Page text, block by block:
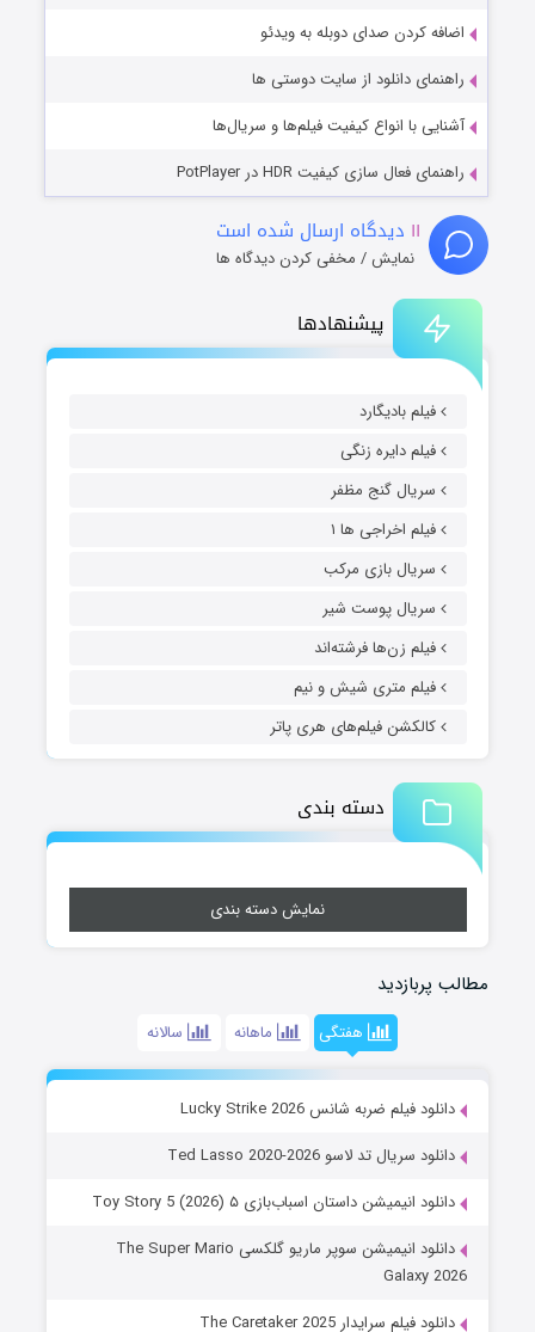
پیشنهادها
فیلم بادیگارد
فیلم دایره زنگی
سریال گنج مظفر
فیلم اخراجی ها ۱
سریال بازی مرکب
سریال پوست شیر
فیلم زن‌ها فرشته‌اند
فیلم متری شیش و نیم
کالکشن فیلم‌های هری پاتر
دسته بندی
نمایش دسته بندی
مطالب پربازدید
هفتگی ماهانه سالانه
دانلود فیلم ضربه شانس Lucky Strike 2026
دانلود سریال تد لاسو Ted Lasso 2020-2026
دانلود انیمیشن داستان اسباب‌بازی ۵ Toy Story 5 (2026)
دانلود انیمیشن سوپر ماریو گلکسی The Super Mario
Galaxy 2026
دانلود فیلم سرایدار The Caretaker 2025
اضافه کردن صدای دوبله به ویدئو
راهنمای دانلود از سایت دوستی ها
آشنایی با انواع کیفیت فیلم‌ها و سریال‌ها
راهنمای فعال سازی کیفیت HDR در PotPlayer
۱۱ دیدگاه ارسال شده است
نمایش / مخفی کردن دیدگاه ها